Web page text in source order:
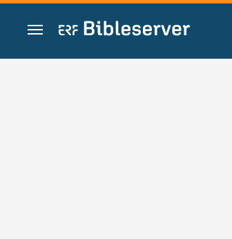
Zum Inhalt springen